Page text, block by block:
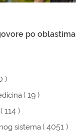
po oblastima
)
( 19 )
( 114 )
sistema( 4051 )